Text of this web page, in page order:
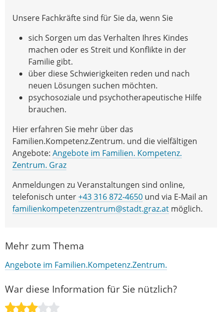
Unsere Fachkräfte sind für Sie da, wenn Sie
sich Sorgen um das Verhalten Ihres Kindes
machen oder es Streit und Konflikte in der
Familie gibt.
über diese Schwierigkeiten reden und nach
neuen Lösungen suchen möchten.
psychosoziale und psychotherapeutische Hilfe
brauchen.
Hier erfahren Sie mehr über das
Familien.Kompetenz.Zentrum. und die vielfältigen
Angebote: Angebote im Familien. Kompetenz.
Zentrum. Graz
Anmeldungen zu Veranstaltungen sind online,
telefonisch unter+43 316 872-4650 und via E-Mail an
familienkompetenzzentrum@stadt.graz.at möglich.
Mehr zum Thema
Angebote im Familien.Kompetenz.Zentrum.
War diese Information für Sie nützlich?